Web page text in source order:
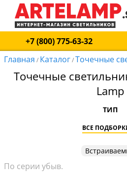
+7 (800) 775-63-32
Главная / Каталог/Точечные
Точечные
Lamp
ТИП
ВСЕ